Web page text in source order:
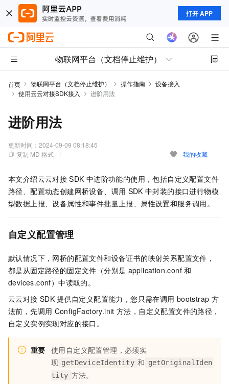
打开 APP
物联网平台（文档停止维护）
首页 物联网平台（文档停止维护） 操作指南
设备接入
使用云云对接SDK接入
进阶用法
进阶用法
更新时间： 2024-09-09 08:18:45
复制 MD 格式
我的收藏
本文介绍云云对接 SDK 中进阶功能的使用，包括自定义配置文件
路径、配置动态创建网桥设备、调用 SDK 中封装的接口进行物模
型数据上报、设备属性和事件批量上报、属性设置和服务调用。
自定义配置管理
默认情况下，网桥的配置文件和设备证书的映射关系配置文件，
都是从固定路径的固定文件（分别是 application.conf 和
devices.conf）中读取的。
云云对接 SDK 提供自定义配置能力，您只需在调用 bootstrap 方
法前，先调用 ConfigFactory.init 方法，自定义配置文件的路径，
自定义实例实现对应的接口。
重要 使用自定义配置管理，必须实
现 getDeviceIdentity 和 getOriginalIden
tity 方法。